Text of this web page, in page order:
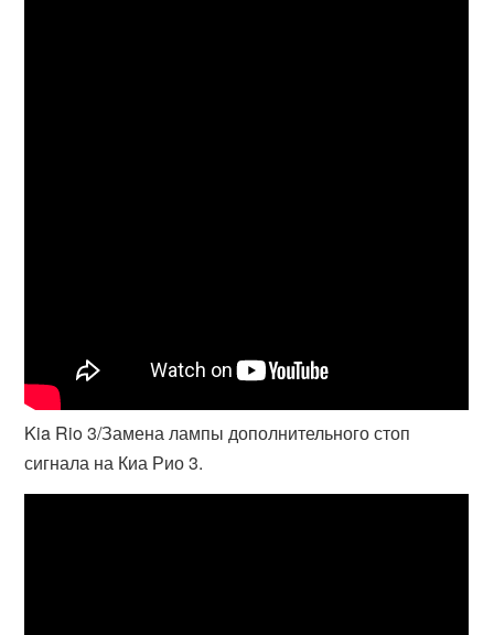
Kia Rio 3/Замена лампы дополнительного стоп
сигнала на Киа Рио 3.